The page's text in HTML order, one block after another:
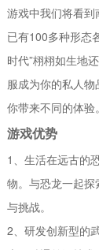
游戏中我们将看
已有100多种形态
时代”栩栩如生地
服成为你的私人
你带来不同的体验。
游戏优势
1、生活在远古的
物。与恐龙一起
与挑战。
2、研发创新型的